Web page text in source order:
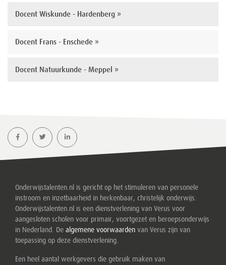
Docent Wiskunde - Hardenberg »
Docent Frans - Enschede »
Docent Natuurkunde - Meppel »
Onderwijstalenten.nl is gericht op het stimuleren van personele
instroom en inzetbaarheid in herkenbaar, christelijk onderwijs.
Onderwijstalenten.nl is een dienstverlening van Verus voor
aangesloten scholen voor primair, voortgezet en beroepsonderwijs
in Nederland. De algemene voorwaarden van Verus zijn van
toepassing op deze dienstverlening.
Een heel aantal werkgevers die gebruik maken van